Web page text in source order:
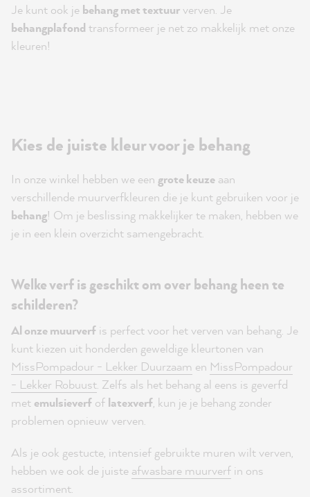
Je kunt ook je behang met textuur verven. Je
behangplafond transformeer je net zo makkelijk met onze
kleuren!
Kies de juiste kleur voor je behang
In onze winkel hebben we een grote keuze aan
verschillende muurverfkleuren die je kunt gebruiken voor je
behang! Om je beslissing makkelijker te maken, hebben we
je in een klein overzicht samengebracht.
Welke verf is geschikt om over behang heen te
schilderen?
Al onze muurverf is perfect voor het verven van behang. Je
kunt kiezen uit honderden geweldige kleurtonen van
MissPompadour - Lekker Duurzaam en MissPompadour
- Lekker Robuust. Zelfs als het behang al eens is geverfd
met emulsieverf of latexverf, kun je je behang zonder
problemen opnieuw verven.
Als je ook gestucte, intensief gebruikte muren wilt verven,
hebben we ook de juiste afwasbare muurverf in ons
assortiment.